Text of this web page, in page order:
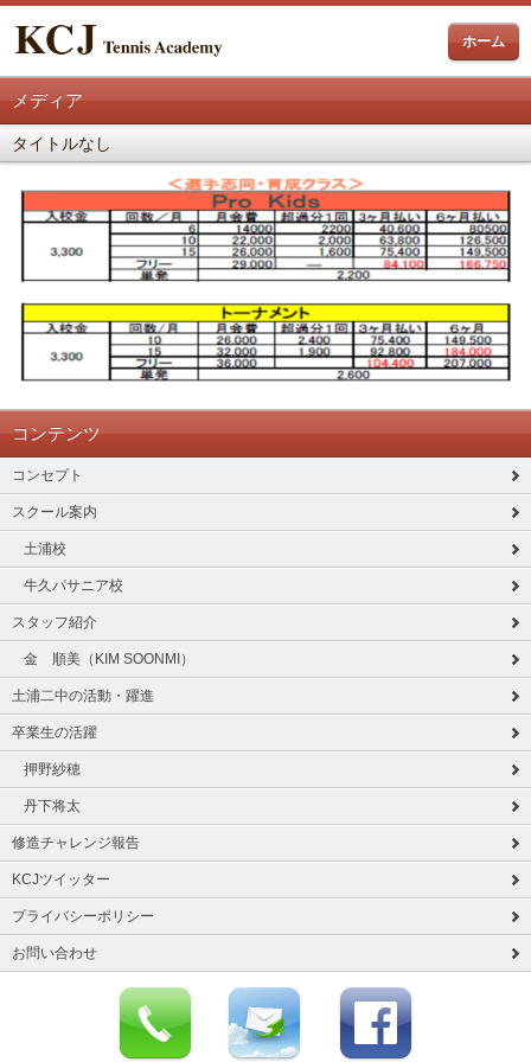
ホーム
メディア
タイトルなし
コンテンツ
コンセプト
スクール案内
土浦校
牛久パサニア校
スタッフ紹介
金 順美（KIM SOONMI）
土浦二中の活動・躍進
卒業生の活躍
押野紗穂
丹下将太
修造チャレンジ報告
KCJツイッター
プライバシーポリシー
お問い合わせ